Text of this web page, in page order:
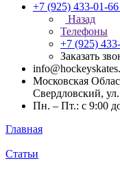
+7 (925) 433-01-66
Назад
Телефоны
+7 (925)
Заказать
Московская
Свердловский,
Пн. – Пт.: с 9:00
Главная
Статьи